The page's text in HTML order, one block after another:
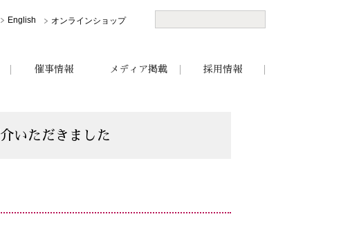
English オンラインショップ
催事情報 メディア掲載 採用情報
いただきました